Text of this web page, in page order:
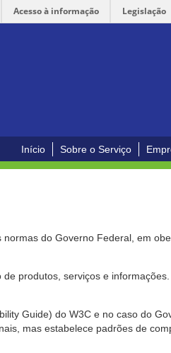
Acesso à informação Legislação
Início Sobre o Serviço
do Governo Federal, em
produtos, serviços e
Guide) do W3C e no caso do
mas estabelece padrões de